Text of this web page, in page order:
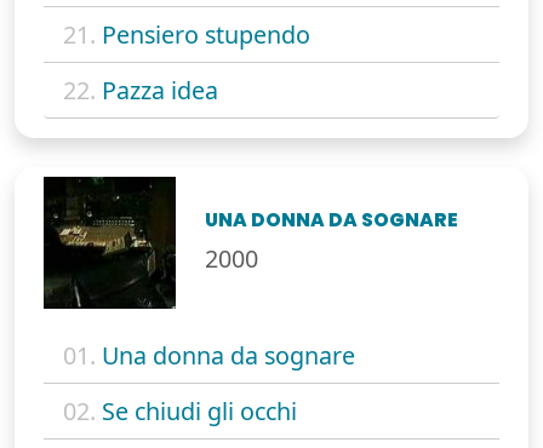
21. Pensiero stupendo
22. Pazza idea
UNA DONNA DA SOGNARE
2000
01. Una donna da sognare
02. Se chiudi gli occhi